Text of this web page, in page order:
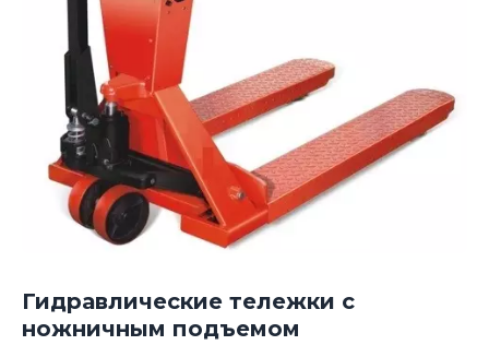
Гидравлические тележки с
ножничным подъемом